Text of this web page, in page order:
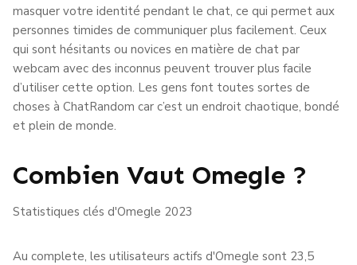
masquer votre identité pendant le chat, ce qui permet aux
personnes timides de communiquer plus facilement. Ceux
qui sont hésitants ou novices en matière de chat par
webcam avec des inconnus peuvent trouver plus facile
d’utiliser cette option. Les gens font toutes sortes de
choses à ChatRandom car c’est un endroit chaotique, bondé
et plein de monde.
Combien Vaut Omegle ?
Statistiques clés d'Omegle 2023
Au complete, les utilisateurs actifs d'Omegle sont 23,5